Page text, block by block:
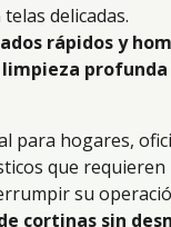
delicadas.
rápidos y
limpieza
para hogares,
que requieren
su
cortinas sin